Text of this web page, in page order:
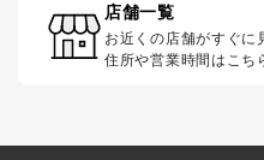
店舗一覧
お近くの店舗がすぐに
住所や営業時間はこち